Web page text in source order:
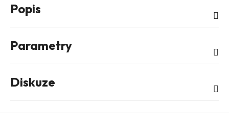
Popis
Parametry
Diskuze